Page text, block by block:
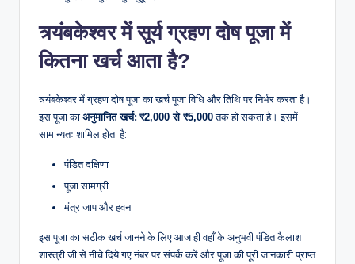
त्र्यंबकेश्वर में सूर्य ग्रहण दोष पूजा में
कितना खर्च आता है?
त्र्यंबकेश्वर में ग्रहण दोष पूजा का खर्च पूजा विधि और तिथि पर निर्भर करता है।
इस पूजा का अनुमानित खर्च: ₹2,000 से ₹5,000तक हो सकता है। इसमें
सामान्यतः शामिल होता है:
पंडित दक्षिणा
पूजा सामग्री
मंत्र जाप और हवन
इस पूजा का सटीक खर्च जानने के लिए आज ही वहाँ के अनुभवी पंडित कैलाश
शास्त्री जी से नीचे दिये गए नंबर पर संपर्क करें और पूजा की पूरी जानकारी प्राप्त